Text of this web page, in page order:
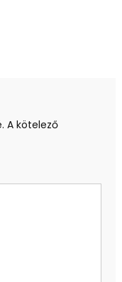
A kötelező